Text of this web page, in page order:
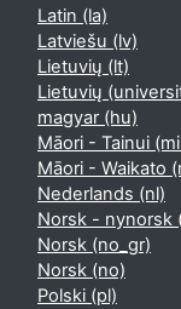
Latin ‎(la)‎
Latviešu ‎(lv)‎
Lietuvių ‎(lt)‎
Lietuvių
magyar ‎(hu)‎
Māori - Tainui
Māori - Waikato
Nederlands ‎(nl)‎
Norsk - nynorsk
Norsk ‎(no_gr)‎
Norsk ‎(no)‎
Polski ‎(pl)‎